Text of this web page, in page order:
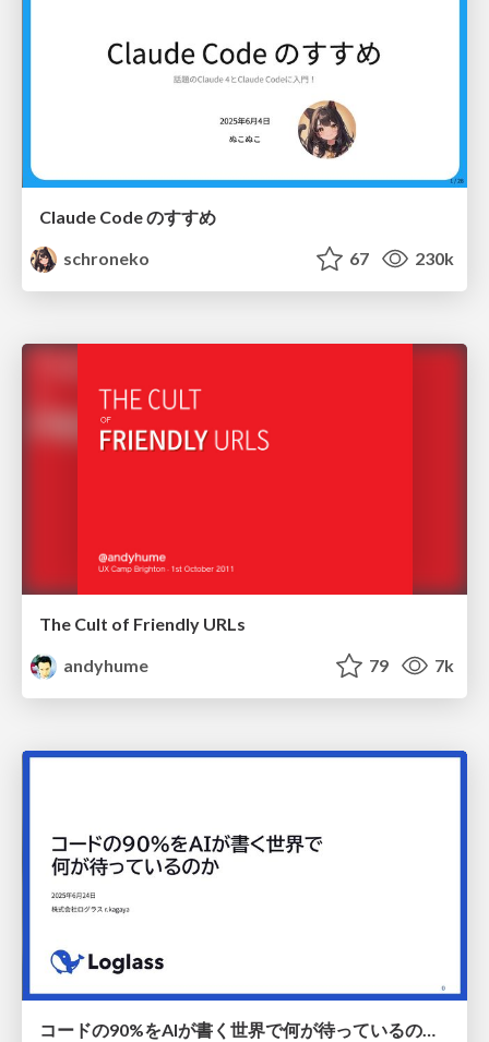
Claude Code のすすめ
schroneko
67 230k
The Cult of Friendly URLs
andyhume
79 7k
コードの90%をAIが書く世界で何が待っているのか / What awaits us in a world where 90% of the code is written by AI